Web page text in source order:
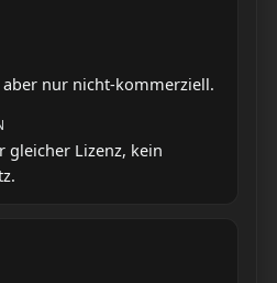
nur nicht-kommerziell.
gleicher Lizenz, kein